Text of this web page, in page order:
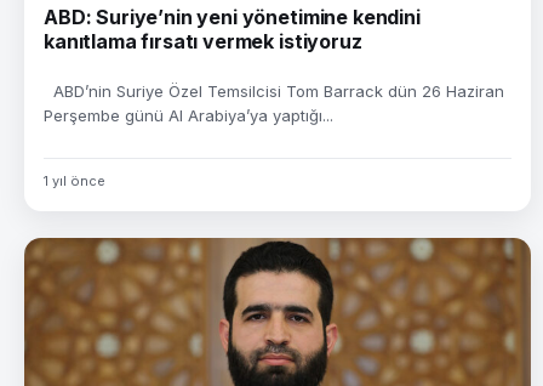
ABD: Suriye’nin yeni yönetimine kendini
kanıtlama fırsatı vermek istiyoruz
ABD’nin Suriye Özel Temsilcisi Tom Barrack dün 26 Haziran
Perşembe günü Al Arabiya’ya yaptığı...
1 yıl önce